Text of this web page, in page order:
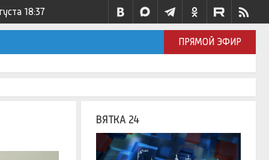
18:37
ПРЯМОЙ ЭФИР
ВЯТКА 24